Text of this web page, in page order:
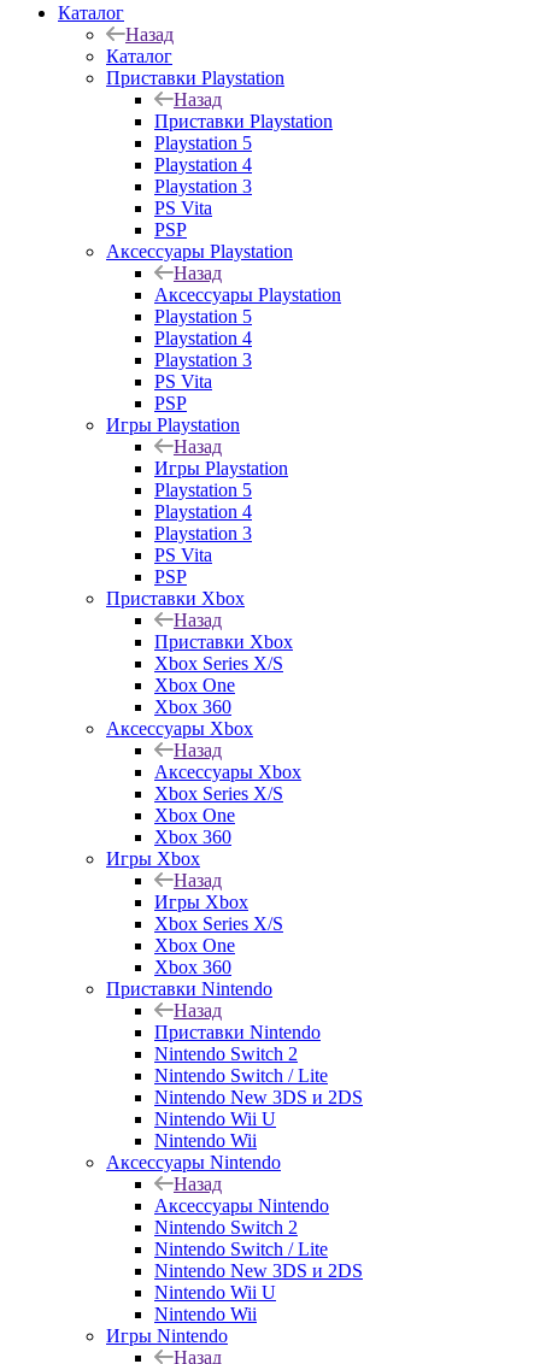
Каталог
Назад
Каталог
Приставки Playstation
Назад
Приставки Playstation
Playstation 5
Playstation 4
Playstation 3
PS Vita
PSP
Аксессуары Playstation
Назад
Аксессуары Playstation
Playstation 5
Playstation 4
Playstation 3
PS Vita
PSP
Игры Playstation
Назад
Игры Playstation
Playstation 5
Playstation 4
Playstation 3
PS Vita
PSP
Приставки Xbox
Назад
Приставки Xbox
Xbox Series X/S
Xbox One
Xbox 360
Аксессуары Xbox
Назад
Аксессуары Xbox
Xbox Series X/S
Xbox One
Xbox 360
Игры Xbox
Назад
Игры Xbox
Xbox Series X/S
Xbox One
Xbox 360
Приставки Nintendo
Назад
Приставки Nintendo
Nintendo Switch 2
Nintendo Switch / Lite
Nintendo New 3DS и 2DS
Nintendo Wii U
Nintendo Wii
Аксессуары Nintendo
Назад
Аксессуары Nintendo
Nintendo Switch 2
Nintendo Switch / Lite
Nintendo New 3DS и 2DS
Nintendo Wii U
Nintendo Wii
Игры Nintendo
Назад